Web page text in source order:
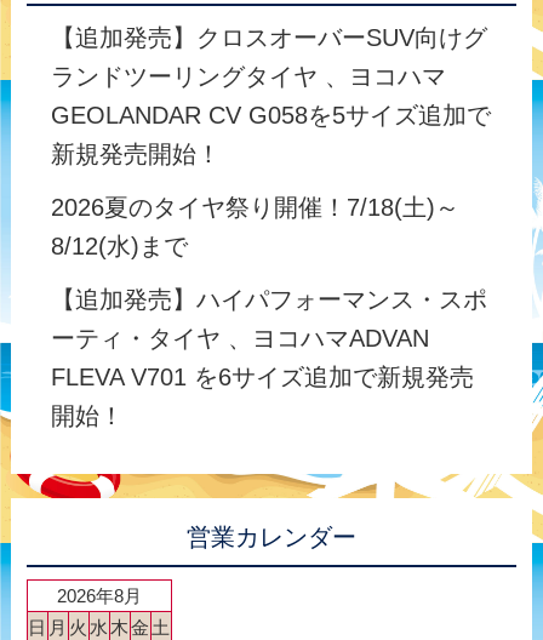
【追加発売】クロスオーバーSUV向けグ
ランドツーリングタイヤ 、ヨコハマ
GEOLANDAR CV G058を5サイズ追加で
新規発売開始！
2026夏のタイヤ祭り開催！7/18(土)～
8/12(水)まで
【追加発売】ハイパフォーマンス・スポ
ーティ・タイヤ 、ヨコハマADVAN
FLEVA V701 を6サイズ追加で新規発売
開始！
営業カレンダー
2026年8月
日 月 火 水 木金 土